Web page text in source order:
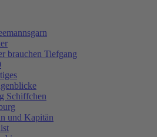
brauchen Tiefgang
Schiffchen
und Kapitän